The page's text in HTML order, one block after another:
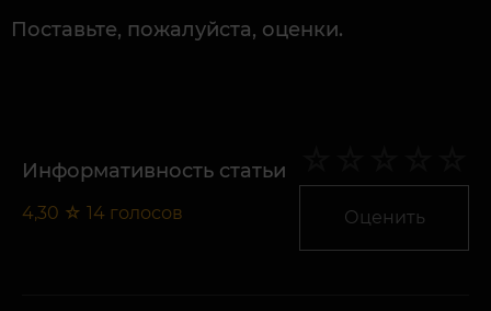
Поставьте, пожалуйста, оценки.
Информативность статьи
4,30 ☆ 14 голосов Оценить